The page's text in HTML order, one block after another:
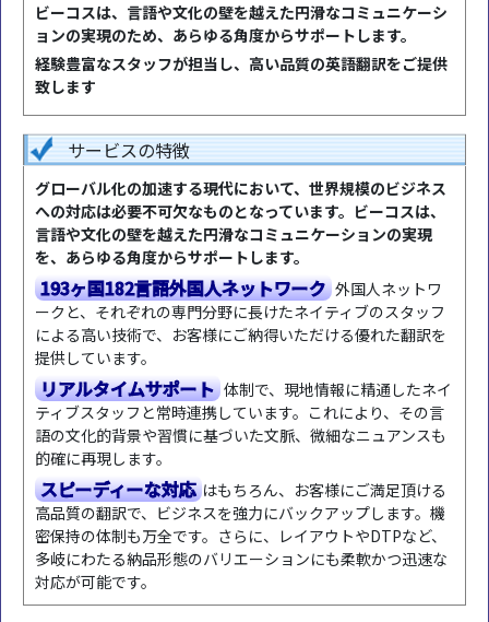
ビーコスは、言語や文化の壁を越えた円滑なコミュニケーシ
ョンの実現のため、あらゆる角度からサポートします。
経験豊富なスタッフが担当し、高い品質の英語翻訳をご提供
致します
サービスの特徴
グローバル化の加速する現代において、世界規模のビジネス
への対応は必要不可欠なものとなっています。ビーコスは、
言語や文化の壁を越えた円滑なコミュニケーションの実現
を、あらゆる角度からサポートします。
193ヶ国182言語外国人ネットワーク 外国人ネットワ
ークと、それぞれの専門分野に長けたネイティブのスタッフ
による高い技術で、お客様にご納得いただける優れた翻訳を
提供しています。
リアルタイムサポート 体制で、現地情報に精通したネイ
ティブスタッフと常時連携しています。これにより、その言
語の文化的背景や習慣に基づいた文脈、微細なニュアンスも
的確に再現します。
スピーディーな対応 はもちろん、お客様にご満足頂ける
高品質の翻訳で、ビジネスを強力にバックアップします。機
密保持の体制も万全です。さらに、レイアウトやDTPなど、
多岐にわたる納品形態のバリエーションにも柔軟かつ迅速な
対応が可能です。